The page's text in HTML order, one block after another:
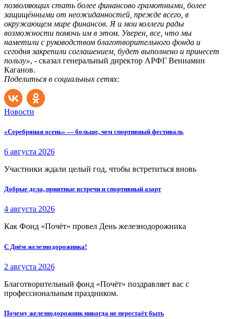
позволяющих стать более финансово грамотными, более
защищёнными от неожиданностей, прежде всего, в
окружающем мире финансов. Я и мои коллеги рады
возможности помочь им в этом. Уверен, все, что мы
наметили с руководством благотворительного фонда и
сегодня закрепили соглашением, будет выполнено и принесет
пользу», - сказал генеральный директор АРФГ Вениамин
Каганов.
Поделиться в социальных сетях:
Новости
«Серебряная осень» — больше, чем спортивный фестиваль
6 августа 2026
Участники ждали целый год, чтобы встретиться вновь
Добрые дела, приятные встречи и спортивный азарт
4 августа 2026
Как Фонд «Почёт» провел День железнодорожника
С Днём железнодорожника!
2 августа 2026
Благотворительный фонд «Почёт» поздравляет вас с
профессиональным праздником.
Почему железнодорожник никогда не перестаёт быть